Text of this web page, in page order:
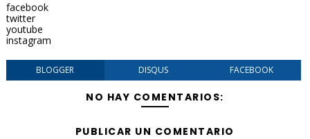
facebook
twitter
youtube
instagram
BLOGGER DISQUS FACEBOOK
NO HAY COMENTARIOS:
PUBLICAR UN COMENTARIO